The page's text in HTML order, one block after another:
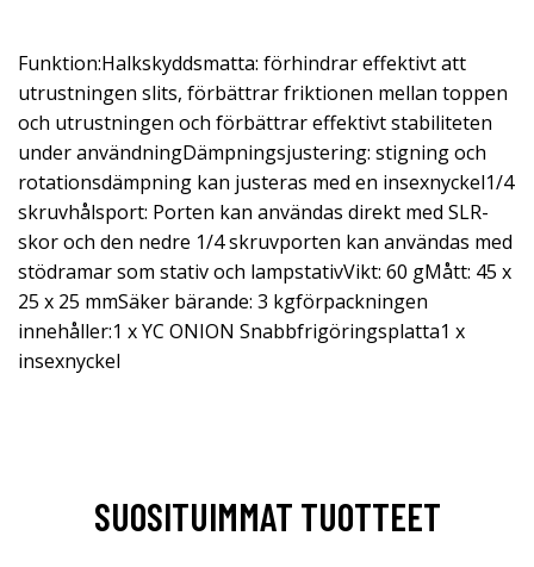
Funktion:Halkskyddsmatta: förhindrar effektivt att
utrustningen slits, förbättrar friktionen mellan toppen
och utrustningen och förbättrar effektivt stabiliteten
under användningDämpningsjustering: stigning och
rotationsdämpning kan justeras med en insexnyckel1/4
skruvhålsport: Porten kan användas direkt med SLR-
skor och den nedre 1/4 skruvporten kan användas med
stödramar som stativ och lampstativVikt: 60 gMått: 45 x
25 x 25 mmSäker bärande: 3 kgförpackningen
innehåller:1 x YC ONION Snabbfrigöringsplatta1 x
insexnyckel
SUOSITUIMMAT TUOTTEET